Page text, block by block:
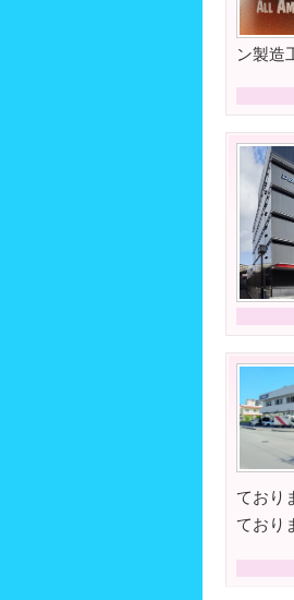
ン製造
ており
ており